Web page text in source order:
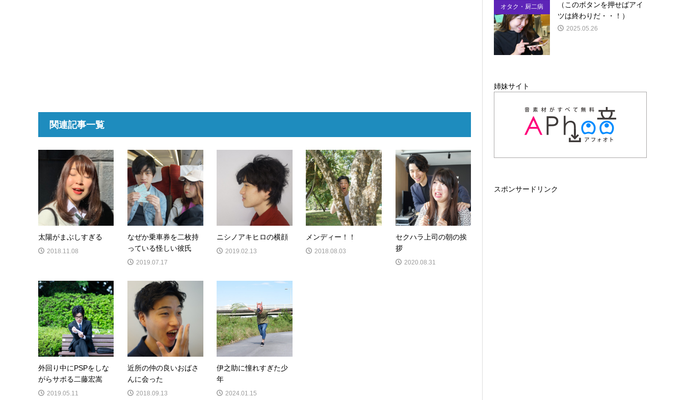
関連記事一覧
太陽がまぶしすぎる
2018.11.08
なぜか乗車券を二枚持
っている怪しい彼氏
2019.07.17
ニシノアキヒロの横顔
2019.02.13
メンディー！！
2018.08.03
セクハラ上司の朝の挨
拶
2020.08.31
外回り中にPSPをしな
がらサボる二藤宏嵩
2019.05.11
近所の仲の良いおばさ
んに会った
2018.09.13
伊之助に憧れすぎた少
年
2024.01.15
オタク・厨二病
（このボタンを押せばアイ
ツは終わりだ・・！）
2025.05.26
姉妹サイト
スポンサードリンク